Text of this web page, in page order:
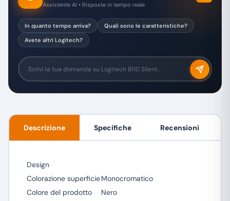
Assistente AI • Risposte in tempo reale
In quanto tempo arriva?
Quali sono le caratteristiche?
Avete altri Logitech?
Descrizione Specifiche Recensioni
Design
Colorazione superficieMonocromatico
Colore del prodotto
Nero